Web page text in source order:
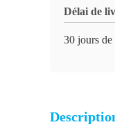
Délai de
30 jours de